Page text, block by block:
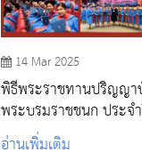
14 Mar 2025
พิธีพระราชทานปริญญาบัตร
พระบรมราชชนก ประจ
2566
อ่านเพิ่มเติม